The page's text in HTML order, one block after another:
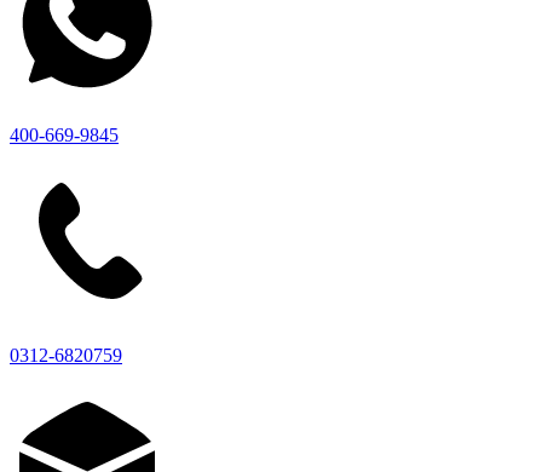
400-669-9845
0312-6820759